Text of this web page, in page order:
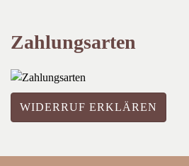
Zahlungsarten
WIDERRUF ERKLÄREN